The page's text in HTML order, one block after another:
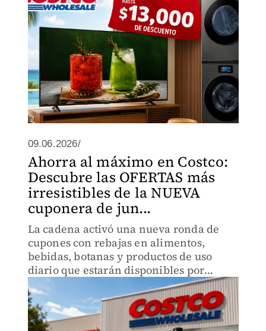
09.06.2026/
Ahorra al máximo en Costco:
Descubre las OFERTAS más
irresistibles de la NUEVA
cuponera de jun...
La cadena activó una nueva ronda de
cupones con rebajas en alimentos,
bebidas, botanas y productos de uso
diario que estarán disponibles por
tiempo limitado.